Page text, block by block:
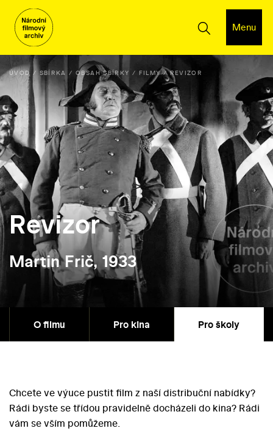
Menu
ÚVOD SBÍRKA OBSAH SBÍRKY FILMY REVIZOR
Revizor
Martin Frič, 1933
O filmu Pro kina Pro školy
Chcete ve výuce pustit film z naší distribuční nabídky?
Rádi byste se třídou pravidelně docházeli do kina? Rádi
vám se vším pomůžeme.